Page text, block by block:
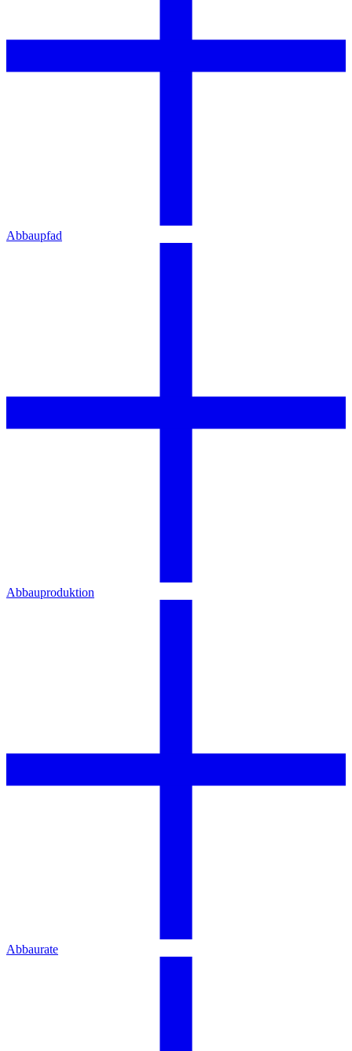
Abbaupfad
Abbauproduktion
Abbaurate